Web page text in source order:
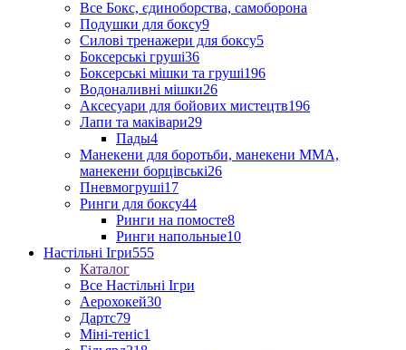
Все Бокс, єдиноборства, самоборона
Подушки для боксу9
Силові тренажери для боксу5
Боксерські груші36
Боксерські мішки та груші196
Водоналивні мішки26
Аксесуари для бойових мистецтв196
Лапи та маківари29
Пады4
Манекени для боротьби, манекени ММА,
манекени борцівські26
Пневмогруші17
Ринги для боксу44
Ринги на помосте8
Ринги напольные10
Настільні Ігри555
Каталог
Все Настільні Ігри
Аерохокей30
Дартс79
Міні-теніс1